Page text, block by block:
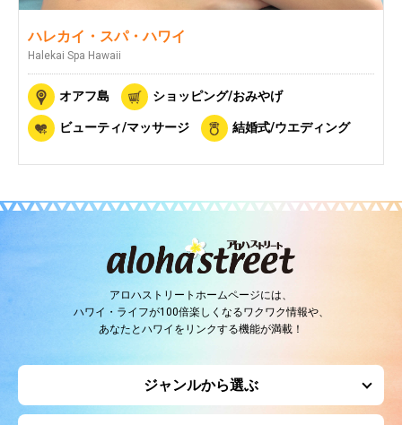
ハレカイ・スパ・ハワイ
Halekai Spa Hawaii
オアフ島 ショッピング/おみやげ
ビューティ/マッサージ 結婚式/ウエディング
アロハストリートホームページには、
ハワイ・ライフが100倍楽しくなるワクワク情報や、
あなたとハワイをリンクする機能が満載！
ジャンルから選ぶ